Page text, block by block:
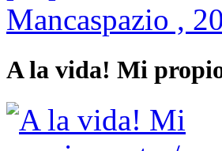
A la vida! Mi